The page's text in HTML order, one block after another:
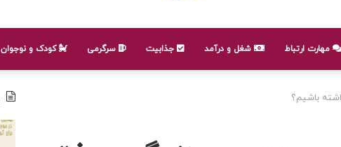
مهارت ارتباط شغل و درآمد جذابیت سرگرمی کودک و نوجوان
باشیم؟